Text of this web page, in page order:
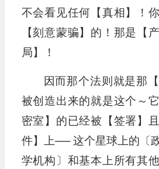
不会看见任何【真相】！
【刻意蒙骗】的！那是【
局】！
因而那个法则就是那
被创造出来的就是这个～
密室】的已经被【签署】
件】上── 这个星球上的〔
学机构〕和基本上所有其